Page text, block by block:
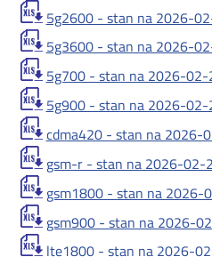
5g2600 - stan na 2026-
5g3600 - stan na 2026-
5g700 - stan na 2026-
5g900 - stan na 2026-
cdma420 - stan na 2026-
gsm-r - stan na 2026-02-
gsm1800 - stan na 2026-
gsm900 - stan na 2026-
lte1800 - stan na 2026-